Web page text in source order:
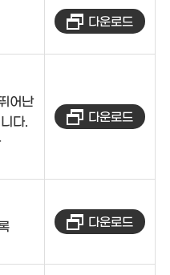
다운로드
어난
다.
다운로드
다운로드